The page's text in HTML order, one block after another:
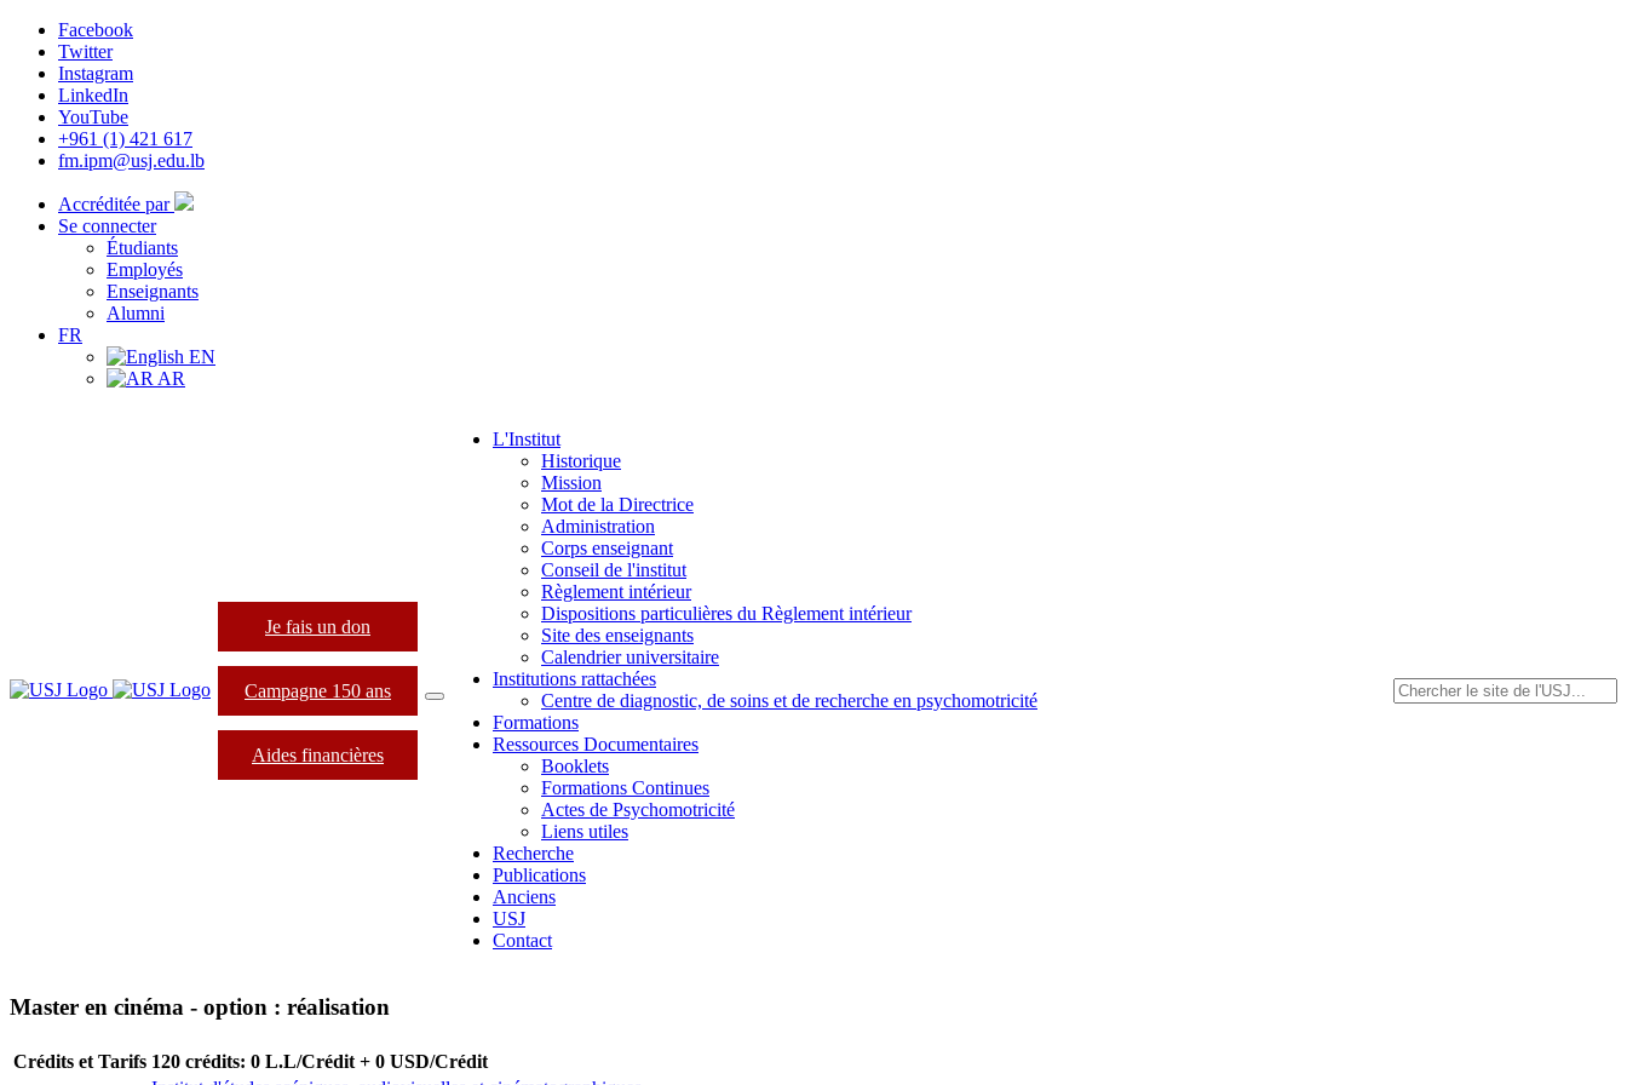
Facebook
Twitter
Instagram
LinkedIn
YouTube
+961 (1) 421 617
fm.ipm@usj.edu.lb
Accréditée par
Se connecter
Étudiants
Employés
Enseignants
Alumni
FR
EN
AR
Je fais un don
Campagne 150 ans
Aides financières
L'Institut
Historique
Mission
Mot de la Directrice
Administration
Corps enseignant
Conseil de l'institut
Règlement intérieur
Dispositions particulières du Règlement intérieur
Site des enseignants
Calendrier universitaire
Institutions rattachées
Centre de diagnostic, de soins et de recherche en psychomotricité
Formations
Ressources Documentaires
Booklets
Formations Continues
Actes de Psychomotricité
Liens utiles
Recherche
Publications
Anciens
USJ
Contact
Master en cinéma - option : réalisation
Crédits et Tarifs 120 crédits: 0 L.L/Crédit + 0 USD/Crédit